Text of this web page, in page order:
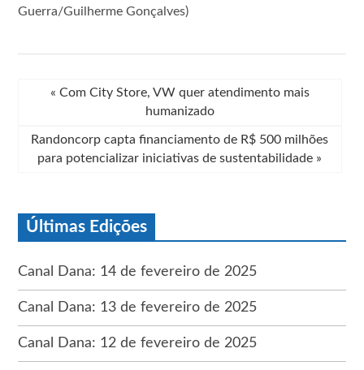
Guerra/Guilherme Gonçalves)
« Com City Store, VW quer atendimento mais
humanizado
Randoncorp capta financiamento de R$ 500 milhões
para potencializar iniciativas de sustentabilidade »
Últimas Edições
Canal Dana: 14 de fevereiro de 2025
Canal Dana: 13 de fevereiro de 2025
Canal Dana: 12 de fevereiro de 2025